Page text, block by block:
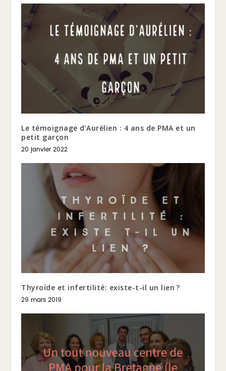
Le témoignage d’Aurélien : 4 ans de PMA et un
petit garçon
20 janvier 2022
Thyroïde et infertilité: existe-t-il un lien ?
29 mars 2019